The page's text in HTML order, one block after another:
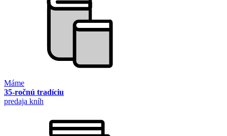
Máme
35-ročnú tradíciu
predaja kníh